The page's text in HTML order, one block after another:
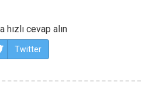
cevap alın
Twitter